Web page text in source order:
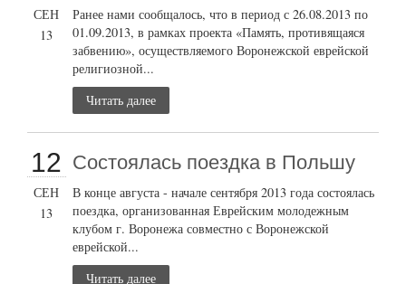
СЕН
13
Ранее нами сообщалось, что в период с 26.08.2013 по
01.09.2013, в рамках проекта «Память, противящаяся
забвению», осуществляемого Воронежской еврейской
религиозной...
Читать далее
12
СЕН
13
Состоялась поездка в Польшу
В конце августа - начале сентября 2013 года состоялась
поездка, организованная Еврейским молодежным
клубом г. Воронежа совместно с Воронежской
еврейской...
Читать далее